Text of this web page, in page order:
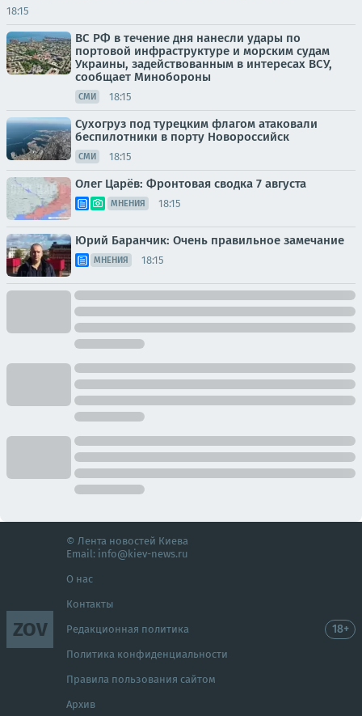
18:15
ВС РФ в течение дня нанесли удары по
портовой инфраструктуре и морским судам
Украины, задействованным в интересах ВСУ,
сообщает Минобороны
СМИ 18:15
Сухогруз под турецким флагом атаковали
беспилотники в порту Новороссийск
СМИ 18:15
Олег Царёв: Фронтовая сводка 7 августа
МНЕНИЯ 18:15
Юрий Баранчик: Очень правильное замечание
МНЕНИЯ 18:15
ZOV
© Лента новостей Киева
Email: info@kiev-news.ru
О нас
Контакты
Редакционная политика
Политика конфиденциальности
Правила пользования сайтом
Архив
18+